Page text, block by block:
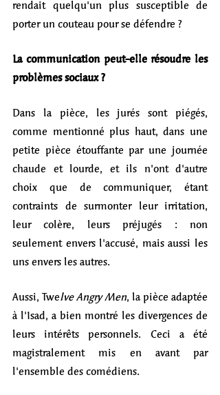
rendait quelqu'un plus susceptible de
porter un couteau pour se défendre ?
La communication peut-elle résoudre les
problèmes sociaux ?
Dans la pièce, les jurés sont piégés,
comme mentionné plus haut, dans une
petite pièce étouffante par une journée
chaude et lourde, et ils n'ont d'autre
choix que de communiquer, étant
contraints de surmonter leur irritation,
leur colère, leurs préjugés : non
seulement envers l'accusé, mais aussi les
uns envers les autres.
Aussi, Twelve Angry Men, la pièce adaptée
à l'Isad, a bien montré les divergences de
leurs intérêts personnels. Ceci a été
magistralement mis en avant par
l'ensemble des comédiens.